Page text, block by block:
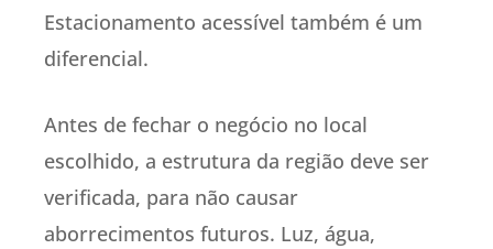
Estacionamento acessível também é um
diferencial.
Antes de fechar o negócio no local
escolhido, a estrutura da região deve ser
verificada, para não causar
aborrecimentos futuros. Luz, água,